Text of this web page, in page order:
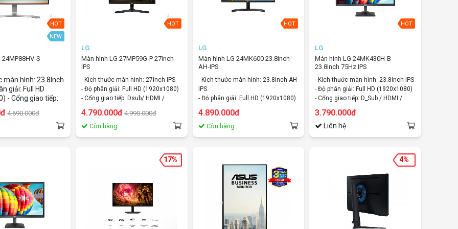
HOT
NEW
S
màn hình: 23.8Inch
giải: Full HD
- Cổng giao tiếp:
Out
4.690.000đ
HOT
LG
Màn hình LG 27MP59G-P 27Inch
IPS
- Kích thước màn hình: 27Inch IPS
- Độ phân giải: Full HD (1920x1080)
- Cổng giao tiếp: Dsub/ HDMI /
4.790.000đ 4.990.000đ
Còn hàng
HOT
LG
Màn hình LG 24MK600 23.8Inch
AH-IPS
- Kích thước màn hình: 23.8Inch AH-
IPS
- Độ phân giải: Full HD (1920x1080)
Audio
4.890.000đ
Còn hàng
HOT
LG
Màn hình LG 24MK430H-B
23.8Inch 75Hz IPS
- Kích thước màn hình: 23.8Inch IPS
- Độ phân giải: Full HD (1920x1080)
- Cổng giao tiếp: D_Sub / HDMI /
3.790.000đ
Liên hệ
17% 4%